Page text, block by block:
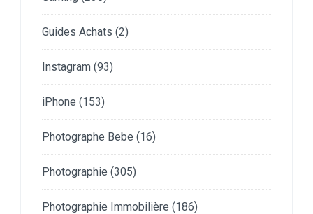
Guides Achats (2)
Instagram (93)
iPhone (153)
Photographe Bebe (16)
Photographie (305)
Photographie Immobilière (186)